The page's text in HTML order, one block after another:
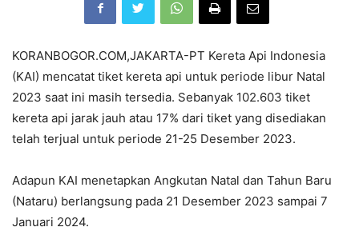
KORANBOGOR.COM,JAKARTA-PT Kereta Api Indonesia
(KAI) mencatat tiket kereta api untuk periode libur Natal
2023 saat ini masih tersedia. Sebanyak 102.603 tiket
kereta api jarak jauh atau 17% dari tiket yang disediakan
telah terjual untuk periode 21-25 Desember 2023.
Adapun KAI menetapkan Angkutan Natal dan Tahun Baru
(Nataru) berlangsung pada 21 Desember 2023 sampai 7
Januari 2024.